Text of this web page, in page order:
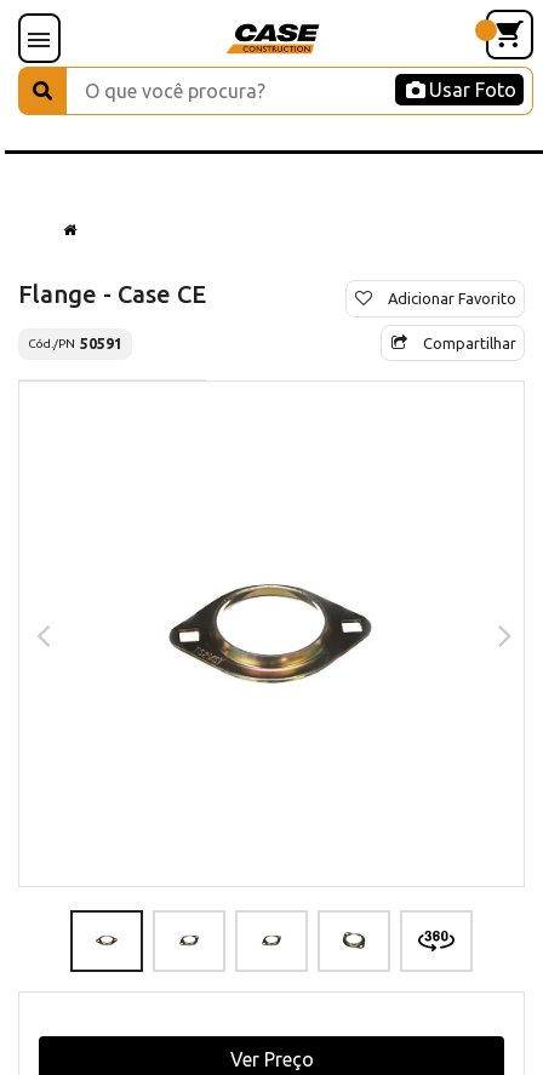
Usar Foto
Flange - Case CE
Cód./PN 50591
Adicionar Favorito
Compartilhar
Ver Preço